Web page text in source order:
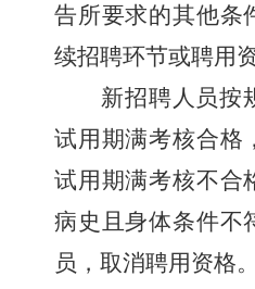
告所要求的其他条
续招聘环节或聘用资
新招聘人员按
试用期满考核合格
试用期满考核不合
病史且身体条件不
员，取消聘用资格。